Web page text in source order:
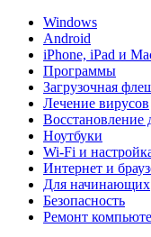
Windows
Android
iPhone, iPad и
Программы
Загрузочная
Лечение вирусов
Восстановление
Ноутбуки
Wi-Fi и
Интернет и
Для начинающих
Безопасность
Ремонт